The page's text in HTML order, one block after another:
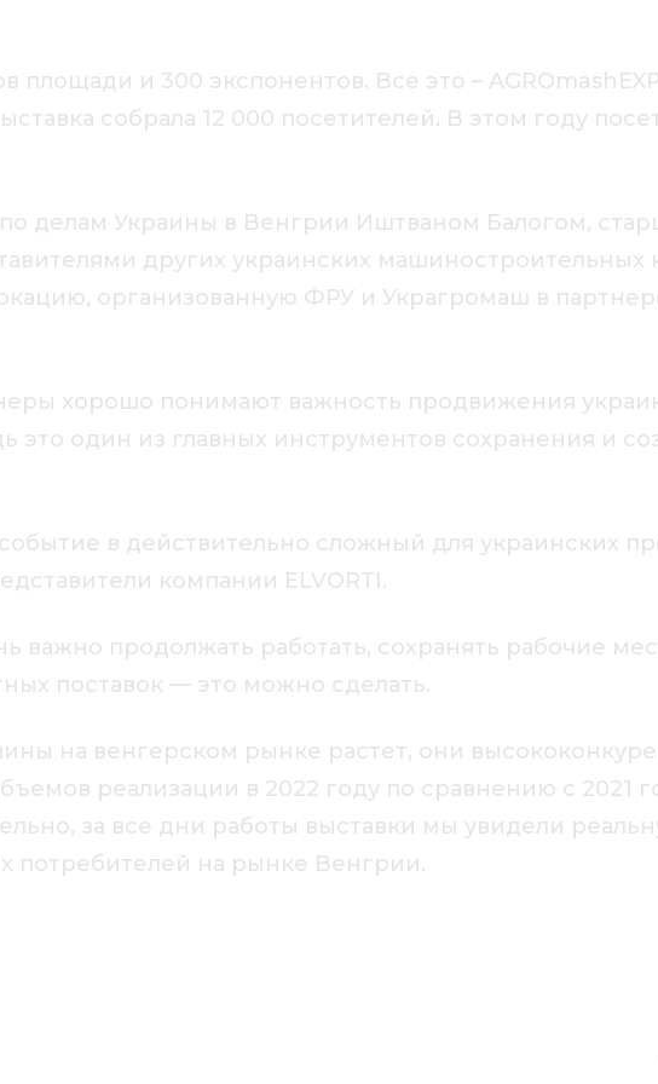
площади и 300 экспонентов. Все это –
собрала 12 000 посетителей. В этом году
делам Украины в Венгрии Иштваном Балогом,
других украинских машиностроительных
организованную ФРУ и Украгромаш в
хорошо понимают важность продвижения
один из главных инструментов сохранения и
в действительно сложный для украинских
компании ELVORTI.
важно продолжать работать, сохранять рабочие
поставок — это можно сделать.
на венгерском рынке растет, они
реализации в 2022 году по сравнению с 2021
за все дни работы выставки мы увидели
потребителей на рынке Венгрии.